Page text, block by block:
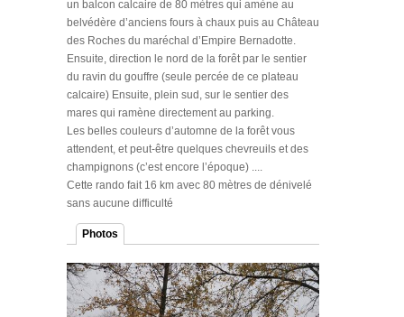
un balcon calcaire de 80 mètres qui amène au
belvédère d’anciens fours à chaux puis au Château
des Roches du maréchal d’Empire Bernadotte.
Ensuite, direction le nord de la forêt par le sentier
du ravin du gouffre (seule percée de ce plateau
calcaire) Ensuite, plein sud, sur le sentier des
mares qui ramène directement au parking.
Les belles couleurs d’automne de la forêt vous
attendent, et peut-être quelques chevreuils et des
champignons (c’est encore l’époque) ....
Cette rando fait 16 km avec 80 mètres de dénivelé
sans aucune difficulté
Photos